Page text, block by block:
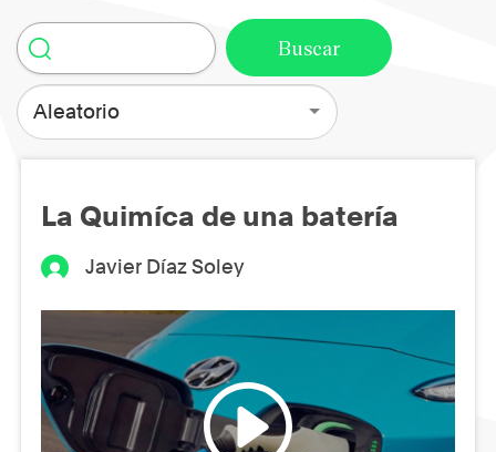
Aleatorio
La Quimíca de una batería
Javier Díaz Soley